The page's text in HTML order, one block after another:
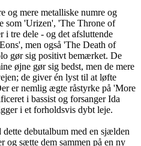
og mere metalliske numre og
som 'Urizen', 'The Throne of
i tre dele - og det afsluttende
men også 'The Death of
gør sig positivt bemærket. De
øjne gør sig bedst, men de mere
de giver én lyst til at løfte
er nemlig ægte råstyrke på 'More
i bassist og forsanger Ida
i et forholdsvis dybt leje.
debutalbum med en sjælden
og sætte dem sammen på en ny